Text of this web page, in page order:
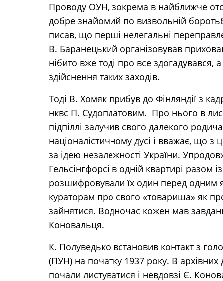
Проводу ОУН, зокрема в найближче
добре знайомий по визвольній
писав, що перші нелегальні
В. Баранецький організовував
нібито вже тоді про все здогадувався,
здійснення таких заходів.
Тоді В. Хомяк прибув до Фінляндії з
нквс П. Судоплатовим. Про нього в
підпіллі залучив свого далекого
націоналістичному дусі і вважає, що
за ідею незалежності України.
Гельсінгфорсі в одній квартирі разом
розшифровували їх один перед одним
кураторам про свого «товариша» як
зайнятися. Водночас кожен мав
Коновальця.
К. Полуведько встановив контакт з
(ПУН) на початку 1937 року. В
почали листуватися і невдовзі Є.